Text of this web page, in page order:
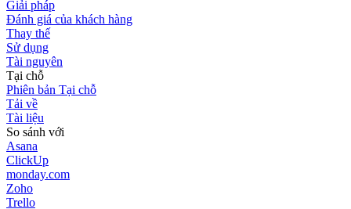
Giải pháp
Đánh giá của khách hàng
Thay thế
Sử dụng
Tài nguyên
Tại chỗ
Phiên bản Tại chỗ
Tải về
Tài liệu
So sánh với
Asana
ClickUp
monday.com
Zoho
Trello